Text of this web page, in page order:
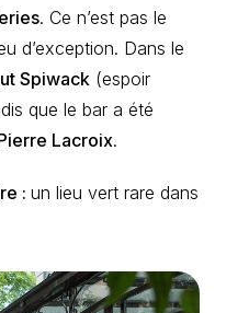
. Ce n’est pas le
d’exception. Dans le
Spiwack (espoir
que le bar a été
Lacroix.
: un lieu vert rare dans